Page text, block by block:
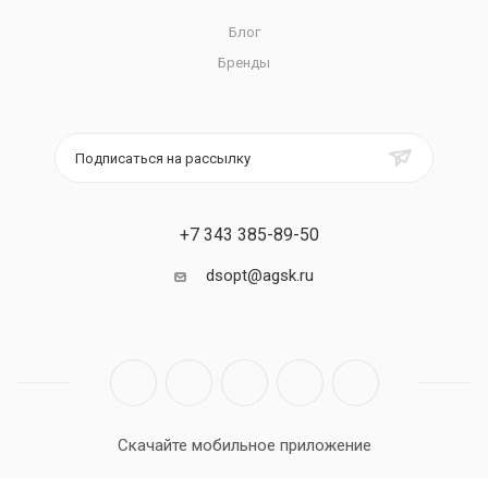
Блог
Бренды
Подписаться на рассылку
+7 343 385-89-50
dsopt@agsk.ru
Скачайте мобильное приложение